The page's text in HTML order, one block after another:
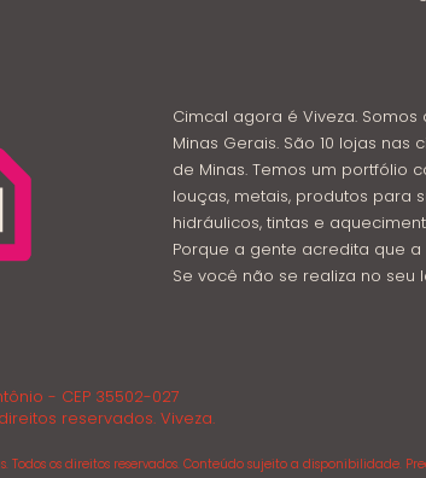
Cimcal agora é Viveza.
Minas Gerais. São 10 lojas nas
de Minas. Temos um portfólio
louças, metais, produtos para
hidráulicos, tintas e
Porque a gente acredita que
Se você não se realiza no seu
- CEP 35502-027
direitos reservados. Viveza.
os direitos reservados. Conteúdo sujeito a disponibilidade.